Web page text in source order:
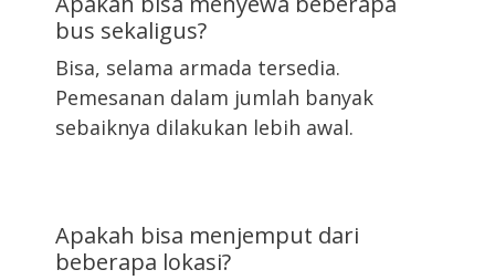
bus sekaligus?
Bisa, selama armada tersedia.
Pemesanan dalam jumlah banyak
sebaiknya dilakukan lebih awal.
Apakah bisa menjemput dari
beberapa lokasi?